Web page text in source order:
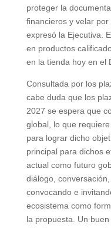
proteger la
financieros y velar por
expresó la Ejecutiva.
en productos
en la tienda hoy en el
Consultada por los
cabe duda que los
2027 se espera que
global, lo que
para lograr dicho
principal para dichos
actual como futuro
diálogo,
convocando e
ecosistema como
la propuesta. Un